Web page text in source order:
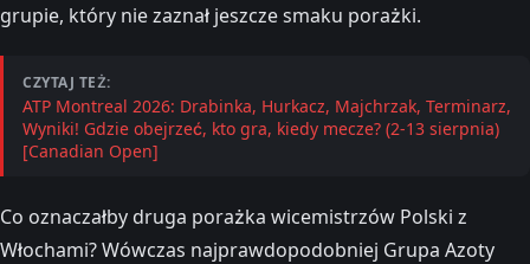
grupie, który nie zaznał jeszcze smaku porażki.
CZYTAJ TEŻ:
ATP Montreal 2026: Drabinka, Hurkacz, Majchrzak, Terminarz,
Wyniki! Gdzie obejrzeć, kto gra, kiedy mecze? (2-13 sierpnia)
[Canadian Open]
Co oznaczałby druga porażka wicemistrzów Polski z
Włochami? Wówczas najprawdopodobniej Grupa Azoty